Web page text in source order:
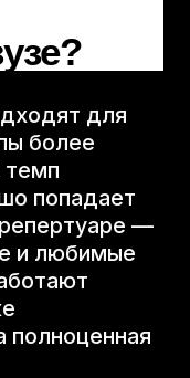
для
более
темп
попадает
—
и любимые
полноценная